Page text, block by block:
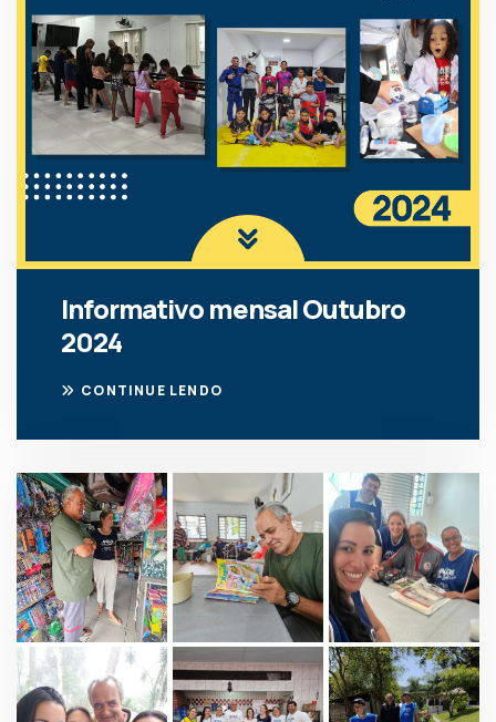
Informativo mensal Outubro
2024
CONTINUE LENDO